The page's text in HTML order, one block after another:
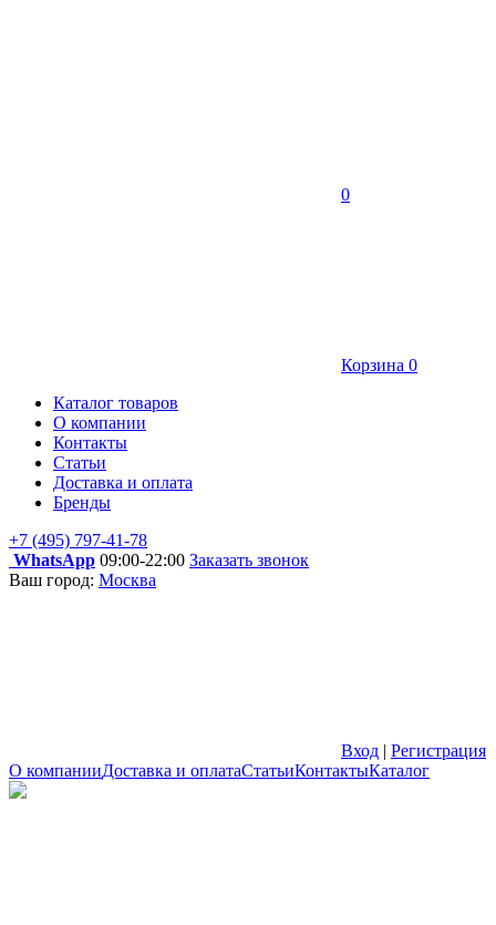
0
Корзина 0
Каталог товаров
О компании
Контакты
Статьи
Доставка и оплата
Бренды
+7 (495) 797-41-78
WhatsApp 09:00-22:00 Заказать звонок
Ваш город: Москва
Вход | Регистрация
О компанииДоставка и оплатаСтатьиКонтактыКаталог